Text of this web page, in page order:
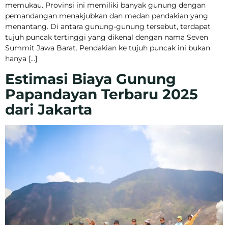
memukau. Provinsi ini memiliki banyak gunung dengan
pemandangan menakjubkan dan medan pendakian yang
menantang. Di antara gunung-gunung tersebut, terdapat
tujuh puncak tertinggi yang dikenal dengan nama Seven
Summit Jawa Barat. Pendakian ke tujuh puncak ini bukan
hanya […]
Estimasi Biaya Gunung
Papandayan Terbaru 2025
dari Jakarta